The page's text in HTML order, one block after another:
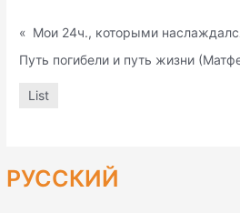
РУССКИЙ
«
Путь погибели и путь жизни
List